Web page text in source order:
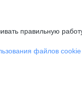
правильную
файлов cookie